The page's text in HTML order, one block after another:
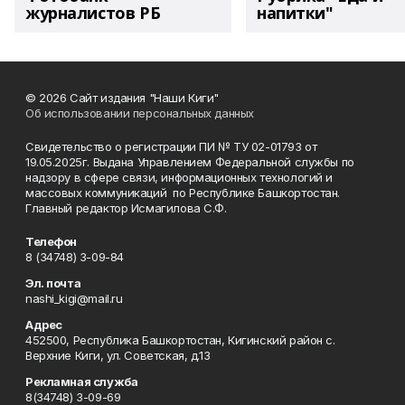
журналистов РБ напитки"
© 2026 Сайт издания "Наши Киги"
Об использовании персональных данных
Свидетельство о регистрации ПИ № ТУ 02-01793 от
19.05.2025г. Выдана Управлением Федеральной службы по
надзору в сфере связи, информационных технологий и
массовых коммуникаций по Республике Башкортостан.
Главный редактор Исмагилова С.Ф.
Телефон
8 (34748) 3-09-84
Эл. почта
nashi_kigi@mail.ru
Адрес
452500, Республика Башкортостан, Кигинский район с.
Верхние Киги, ул. Советская, д.13
Рекламная служба
8(34748) 3-09-69